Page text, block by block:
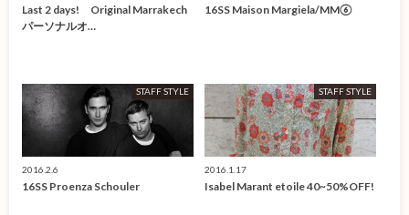
Last 2 days! Original Marrakech
パーソナルオ…
16SS Maison Margiela/MM⑥
STAFF STYLE
2016.2.6
16SS Proenza Schouler
STAFF STYLE
2016.1.17
Isabel Marant etoile 40~50%OFF!